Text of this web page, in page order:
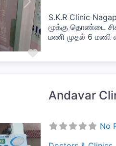
Favorite
Next
S.K.R Clinic
மூக்கு தொண்டை
மணி முதல் 6 மணி
Andavar
No